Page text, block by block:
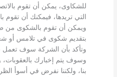
للشكاوى، يمكن أن تقوم
التي تريدها، فيمكنك أن
ويمكن أن تقوم بالشكوى من
بتقديم شكوى في تلامس أو
وتأكد بأن الشركة سوف
وسوف يتم إخبارك
بنا، ولكننا نفرض في أسوأ